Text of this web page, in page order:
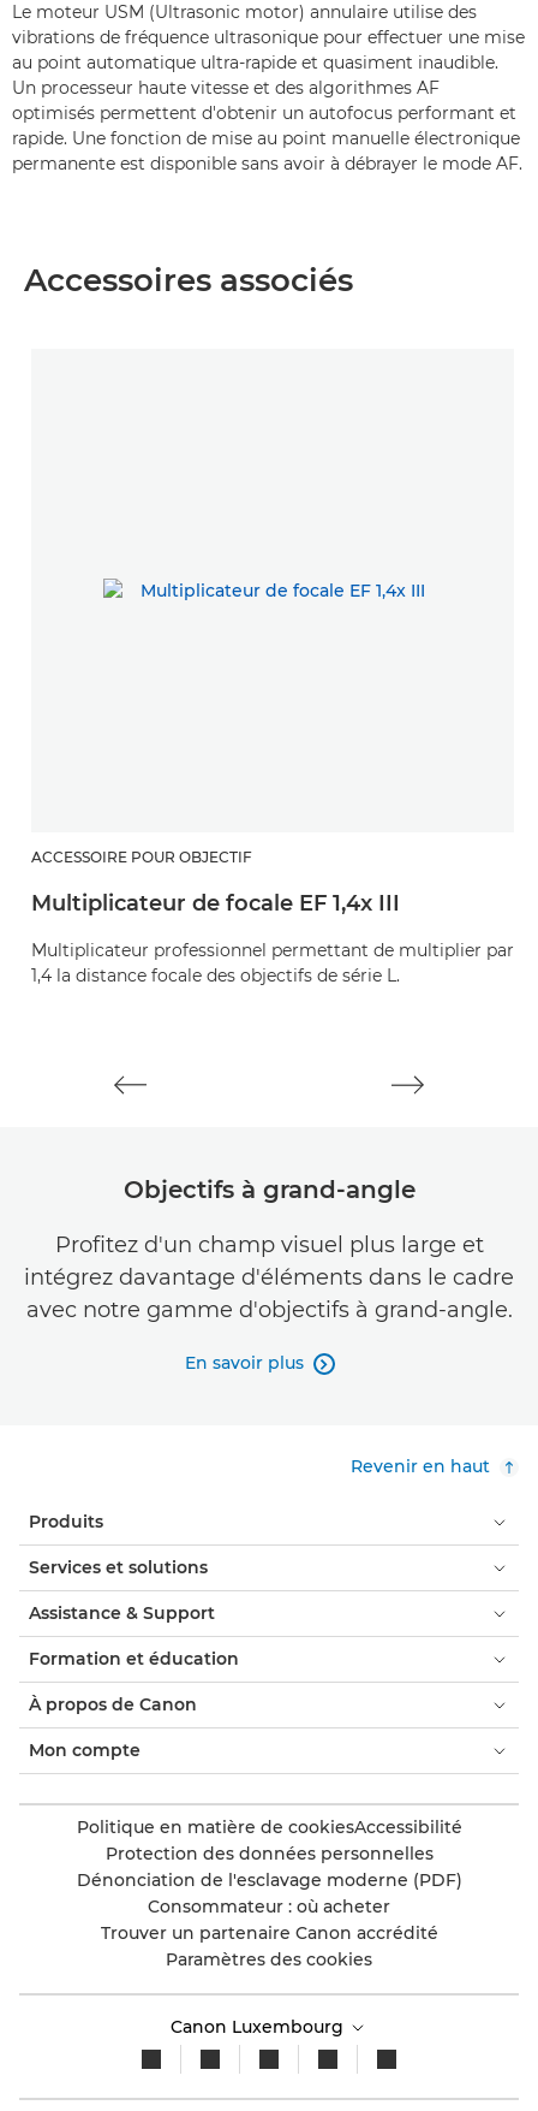
Le moteur USM (Ultrasonic motor) annulaire utilise des
vibrations de fréquence ultrasonique pour effectuer une mise
au point automatique ultra-rapide et quasiment inaudible.
Un processeur haute vitesse et des algorithmes AF
optimisés permettent d'obtenir un autofocus performant et
rapide. Une fonction de mise au point manuelle électronique
permanente est disponible sans avoir à débrayer le mode AF.
Accessoires associés
ACCESSOIRE POUR OBJECTIF
Multiplicateur de focale EF 1,4x III
Multiplicateur professionnel permettant de multiplier par
1,4 la distance focale des objectifs de série L.
Objectifs à grand-angle
Profitez d'un champ visuel plus large et
intégrez davantage d'éléments dans le cadre
avec notre gamme d'objectifs à grand-angle.
En savoir plus 
Revenir en haut
Produits
Services et solutions
Assistance & Support
Formation et éducation
À propos de Canon
Mon compte
Politique en matière de cookiesAccessibilité
Protection des données personnelles
Dénonciation de l'esclavage moderne (PDF)
Consommateur : où acheter
Trouver un partenaire Canon accrédité
Paramètres des cookies
Canon Luxembourg